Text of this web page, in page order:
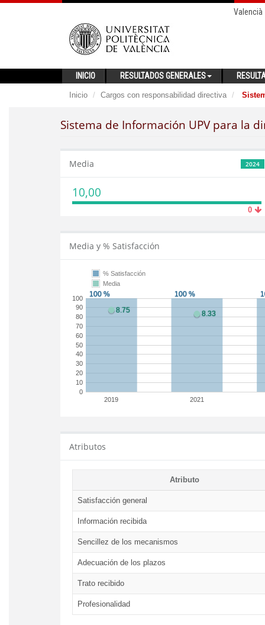
Valencià
INICIO RESULTADOS GENERALES
Inicio Cargos con responsabilidad directiva
Sistema de Información UPV para la
2024
Media
10,00
0
Media y % Satisfacción
2019 2021
0
10
20
30
40
50
60
70
80
90
100
% Satisfacción
Media
Atributos
Atributo
Satisfacción general
Información recibida
Sencillez de los mecanismos
Adecuación de los plazos
Trato recibido
Profesionalidad